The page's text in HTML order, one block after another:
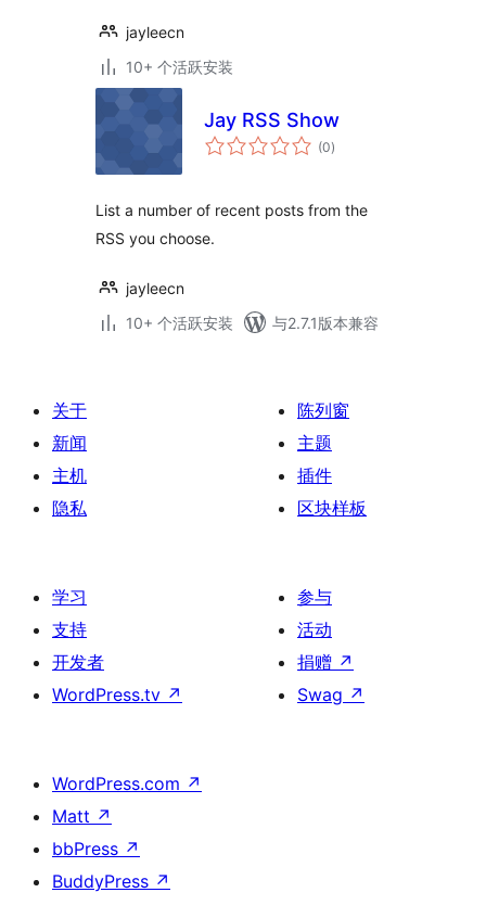
jayleecn
10+ 个活跃安装
Jay RSS Show
(0总
评)
List a number of recent posts from the
RSS you choose.
jayleecn
10+ 个活跃安装
与2.7.1版本兼容
关于
新闻
主机
隐私
陈列窗
主题
插件
区块样板
学习
支持
开发者
WordPress.tv ↗
参与
活动
捐赠 ↗
Swag ↗
WordPress.com ↗
Matt ↗
bbPress ↗
BuddyPress ↗